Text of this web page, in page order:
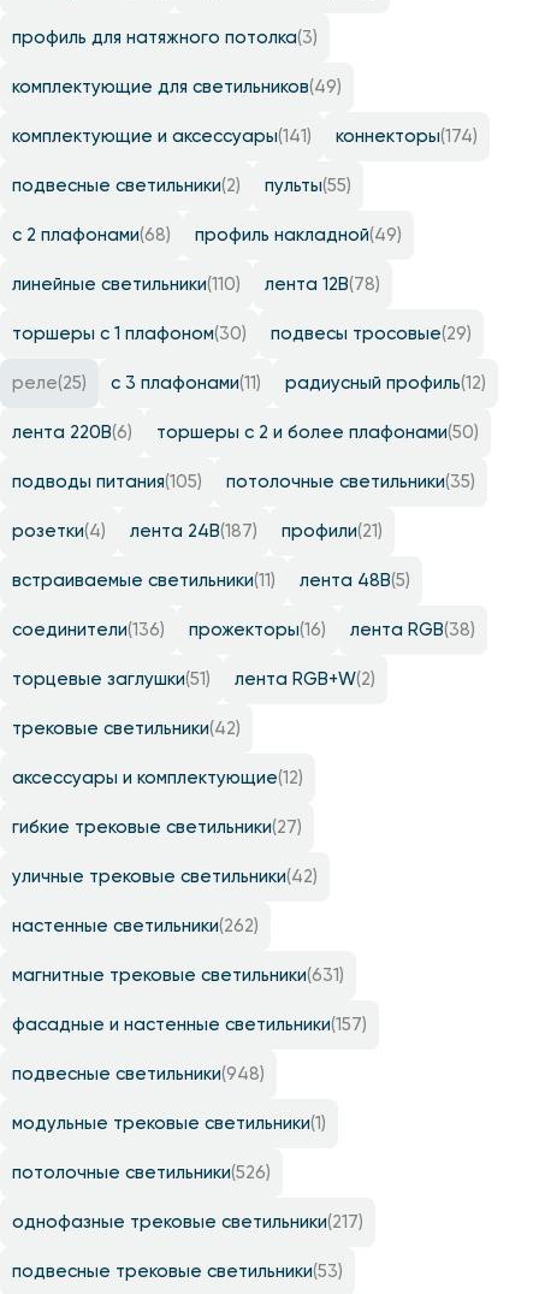
профиль для натяжного потолка(3)
комплектующие для светильников(49)
комплектующие и аксессуары(141) коннекторы(174)
подвесные светильники(2) пульты(55)
с 2 плафонами(68) профиль накладной(49)
линейные светильники(110) лента 12B(78)
торшеры с 1 плафоном(30) подвесы тросовые(29)
реле(25) с 3 плафонами(11) радиусный профиль(12)
лента 220B(6) торшеры с 2 и более плафонами(50)
подводы питания(105) потолочные светильники(35)
розетки(4) лента 24B(187) профили(21)
встраиваемые светильники(11) лента 48B(5)
соединители(136) прожекторы(16) лента RGB(38)
торцевые заглушки(51) лента RGB+W(2)
трековые светильники(42)
аксессуары и комплектующие(12)
гибкие трековые светильники(27)
уличные трековые светильники(42)
настенные светильники(262)
магнитные трековые светильники(631)
фасадные и настенные светильники(157)
подвесные светильники(948)
модульные трековые светильники(1)
потолочные светильники(526)
однофазные трековые светильники(217)
подвесные трековые светильники(53)